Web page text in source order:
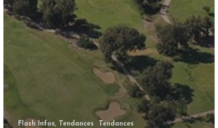
Flash Infos, Tendances
Tendances